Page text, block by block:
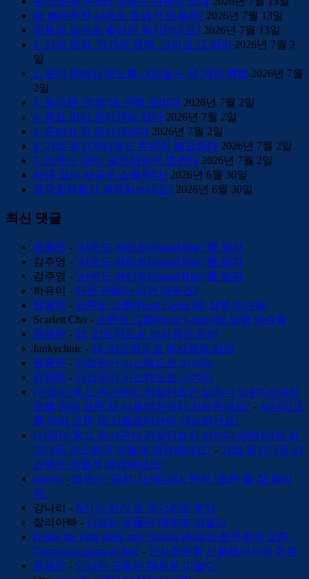
왜 불완전한 사과도 효과가 있을까? 2026년 7월 13일
직원의 실수로 벌어진 위기인데요? 2026년 7월 13일
1. 신의 영역, 인간의 영역, 그리고 그 사이
2026년 7월 2
일
2. 위기 앞에서 분노를 내려놓는 세 가지 방법 2026년 7월
2일
3. 위기란 ‘언제’에 관한 것이다 2026년 7월 2일
4. 목표 없이 위기관리 없다 2026년 7월 2일
5. 준비가 곧 위기관리다 2026년 7월 2일
6. 기업 위기관리에도 훈련이 필요하다 2026년 7월 2일
7. 미루는 사이, 골든타임은 흐른다 2026년 7월 2일
자극 없는 자극은 소멸한다? 2026년 6월 30일
창구일원화가 부담되는데요? 2026년 6월 30일
최신 댓글
정용민 - ‘사운드 바이트(Sound Bite)’를 알자
김주영 - ‘사운드 바이트(Sound Bite)’를 알자
김주영 - ‘사운드 바이트(Sound Bite)’를 알자
하유미
- 자칫 전례가 되면 어쩌죠?
정용민
- 프론트 그룹(Front Group)의 실행 이슈들
Scarlett Cho - 프론트 그룹(Front Group)의 실행 이슈들
정용민
- 29. 압도적으로 의사결정 하라
funkyclinic - 29. 압도적으로 의사결정 하라
정용민
- 기업위기 시스템으로 이겨라
김한영 - 기업위기 시스템으로 이겨라
[기업이 묻고 위기관리 컨설턴트가 답하다 51편] 시나리
오를 전혀 모른 채 시뮬레이션이 가능한가요? - 시나리오
를 전혀 모른 채 시뮬레이션이 가능한가요?
[기업이 묻고 위기관리 컨설턴트가 답하다 50편]기업 위
기대응 시스템은 어떻게 점검하나요? - 기업 위기대응 시
스템은 어떻게 점검하나요?
sensyo - 업무는 ‘공부’가 아니다. 먼저 ‘습관’을 잘 들이
자.
강나리 - N사의 위기 및 위기관리 분석
찰리아빠 - 안되는 곳들은 대부분 이렇다
Doing the right thing and Talking about it: 청문회의 교훈 -
Communications as Ikor- 인사청문회 시뮬레이션의 한계
정용민
- 안되는 곳들은 대부분 이렇다